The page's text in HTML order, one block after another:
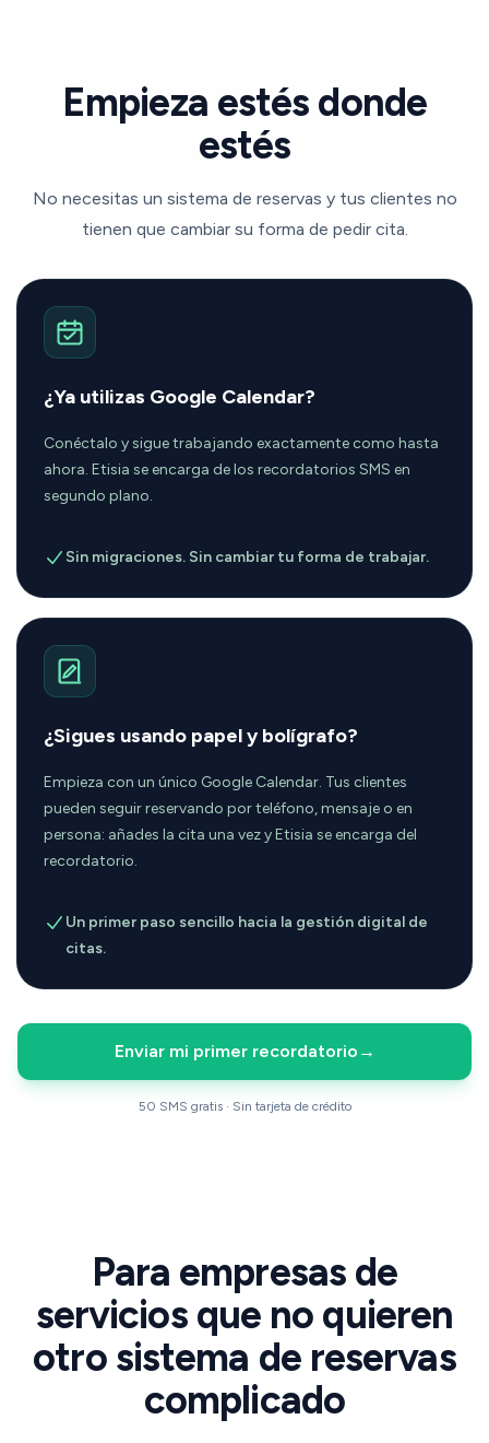
Empieza estés donde
estés
No necesitas un sistema de reservas y tus clientes no
tienen que cambiar su forma de pedir cita.
¿Ya utilizas Google Calendar?
Conéctalo y sigue trabajando exactamente como hasta
ahora. Etisia se encarga de los recordatorios SMS en
segundo plano.
Sin migraciones. Sin cambiar tu forma de trabajar.
¿Sigues usando papel y bolígrafo?
Empieza con un único Google Calendar. Tus clientes
pueden seguir reservando por teléfono, mensaje o en
persona: añades la cita una vez y Etisia se encarga del
recordatorio.
Un primer paso sencillo hacia la gestión digital de
citas.
Enviar mi primer recordatorio →
50 SMS gratis · Sin tarjeta de crédito
Para empresas de
servicios que no quieren
otro sistema de reservas
complicado